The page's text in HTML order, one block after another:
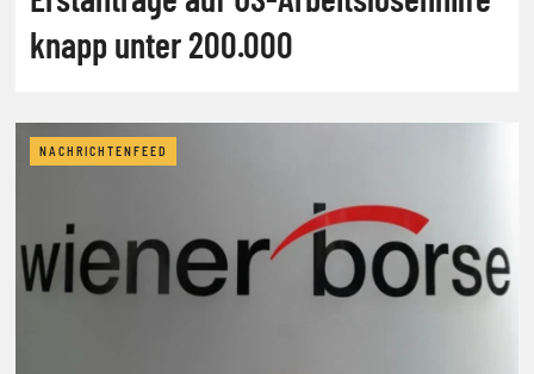
knapp unter 200.000
NACHRICHTENFEED